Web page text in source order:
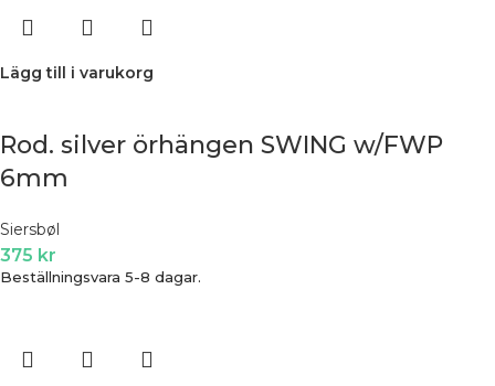
Lägg till i varukorg
Rod. silver örhängen SWING w/FWP
6mm
Siersbøl
375 kr
Beställningsvara 5-8 dagar.